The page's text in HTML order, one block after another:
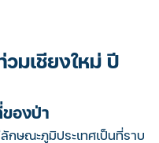
มเชียงใหม่ ปี
องป่า